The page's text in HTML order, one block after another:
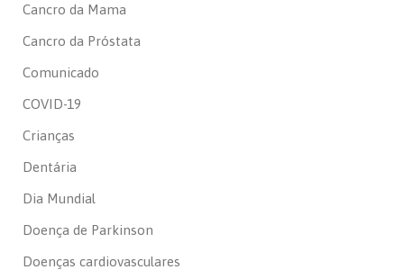
Cancro da Mama
Cancro da Próstata
Comunicado
COVID-19
Crianças
Dentária
Dia Mundial
Doença de Parkinson
Doenças cardiovasculares